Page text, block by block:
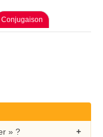
Conjugaison
» ?